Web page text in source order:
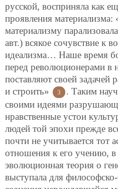
русской, восприняла как
проявления материализма:
материализму
авт.) всякое сочувствие к
идеализма… Наше время
перед революционерами в
поставляют своей задачей
и строить»
3
. Таким
своими идеями
нравственные устои
людей той эпохи прежде
почти не учитывается тот
отношения к его учению, в
эволюционная теория о
выступала для